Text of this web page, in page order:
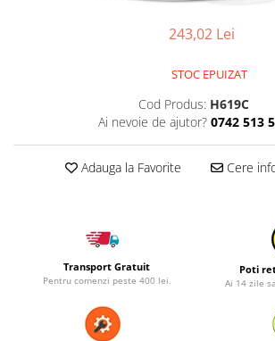
243,02 Lei
STOC EPUIZAT
Cod Produs: H619C
Ai nevoie de ajutor? 0742 513
Adauga la Favorite Cere
Transport Gratuit
Pentru comenzi peste 400 lei.
Poti
Ai 14 zile